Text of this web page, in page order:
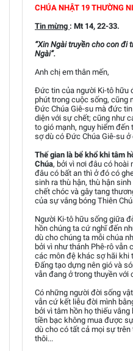
CHÚA NHẬT 19 THƯỜNG
Tin mừng : Mt 14, 22-33.
“Xin Ngài truyền cho con đi
Ngài”.
Anh chị em thân mến,
Đức tin của người Ki-tô hữu
phút trong cuộc sống, cũng
Đức Chúa Giê-su mà đức
diện với sự chết; cũng như
to gió mạnh, nguy hiểm đến
sợ dù có Đức Chúa Giê-su ở
Thế gian là bể khổ khi tâm
Chúa, bởi vì nơi đâu có hoài
đâu có bất an thì ở đó có
sinh ra thù hận, thù hận
chết chóc và gây tang
của sự vắng bóng Thiên
Người Ki-tô hữu sống giữa
hồn chúng ta cứ nghĩ đến
dù cho chúng ta mỗi chúa
bởi vì như thánh Phê-rô vẫn
các môn đệ khác sợ hãi khi
Đấng tạo dựng nên gió và
vẫn đang ở trong thuyền với
Có những người đời sống
vẫn cứ kết liễu đời mình
bởi vì tâm hồn họ thiếu
tiền bạc không mua được
dù cho có tất cả mọi sự
thôi...